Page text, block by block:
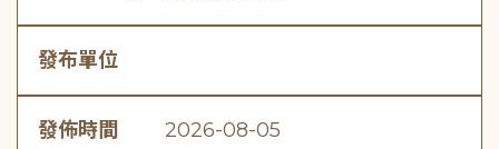
發布單位
發佈時間 2026-08-05